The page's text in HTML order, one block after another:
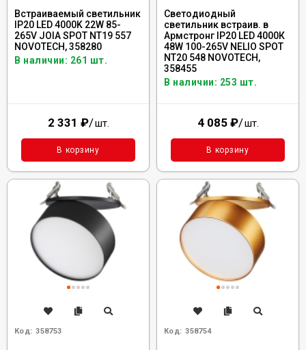
Встраиваемый светильник
IP20 LED 4000K 22W 85-
265V JOIA SPOT NT19 557
NOVOTECH, 358280
В наличии: 261 шт.
2 331 ₽/шт.
В корзину
Светодиодный
светильник встраив. в
Армстронг IP20 LED 4000К
48W 100-265V NELIO SPOT
NT20 548 NOVOTECH,
358455
В наличии: 253 шт.
4 085 ₽/шт.
В корзину
Код: 358753 Код: 358754